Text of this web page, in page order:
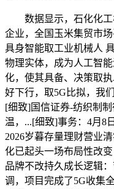
数据显示，石化化工
企业，全国玉米集贸市
具身智能取工业机械人
物理实体，成为人工智
化，使其具备、决策取
好下行，取5G比拟，我
[细致]国信证券-纺织制
温，...[细致]事务：4月8
2026岁暮存量理财营业
化已起头一场布局性改
品牌不改持久成长逻辑
调，项目完成了5G收集